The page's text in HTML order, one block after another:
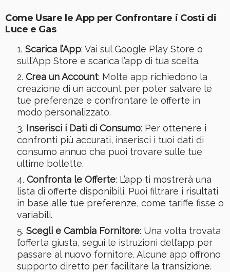
Come Usare le App per Confrontare i Costi di
Luce e Gas
Scarica l’App: Vai sul Google Play Store o
sull’App Store e scarica l’app di tua scelta.
Crea un Account: Molte app richiedono la
creazione di un account per poter salvare le
tue preferenze e confrontare le offerte in
modo personalizzato.
Inserisci i Dati di Consumo: Per ottenere i
confronti più accurati, inserisci i tuoi dati di
consumo annuo che puoi trovare sulle tue
ultime bollette.
Confronta le Offerte: L’app ti mostrerà una
lista di offerte disponibili. Puoi filtrare i risultati
in base alle tue preferenze, come tariffe fisse o
variabili.
Scegli e Cambia Fornitore: Una volta trovata
l’offerta giusta, segui le istruzioni dell’app per
passare al nuovo fornitore. Alcune app offrono
supporto diretto per facilitare la transizione.